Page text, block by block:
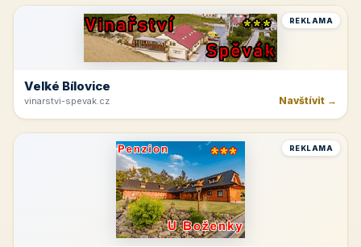
REKLAMA
Velké Bílovice
vinarstvi-spevak.cz Navštívit →
REKLAMA